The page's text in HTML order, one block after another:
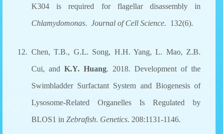
K304 is required for flagellar disassembly in
Chlamydomonas. Journal of Cell Science. 132(6).
12. Chen, T.B., G.L. Song, H.H. Yang, L. Mao, Z.B.
Cui, and K.Y. Huang. 2018. Development of the
Swimbladder Surfactant System and Biogenesis of
Lysosome-Related Organelles Is Regulated by
BLOS1 in Zebrafish. Genetics. 208:1131-1146.